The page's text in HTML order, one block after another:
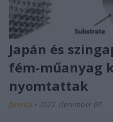
Japán és
fém-műanyag
nyomtattak
ferenck • 2022. december 07.